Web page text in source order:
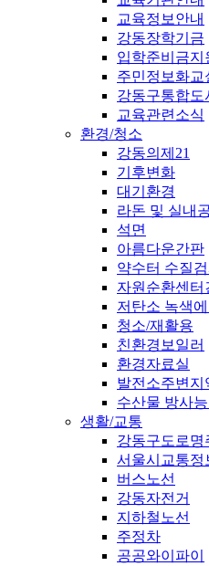
교육정보안내
강동장학기금
입학준비금지
주민정보화교
강동구통합도
교육관련소식
환경/청소
강동의제21
기후변화
대기환경
라돈 및 실내
석면
아름다운간판
약수터 수질
자원순환센터
저탄소 녹색에
청소/재활용
친환경보일러
환경자료실
발전소주변지
수산물 방사
생활/교통
강동구도로명
서울시교통정
버스노선
강동자전거
지하철노선
주정차
공공와이파이